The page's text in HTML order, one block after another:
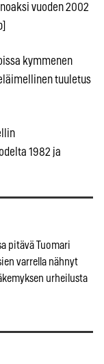
vuoden 2002
kymmenen
tuuletus
1982 ja
pitävä Tuomari
varrella nähnyt
urheilusta